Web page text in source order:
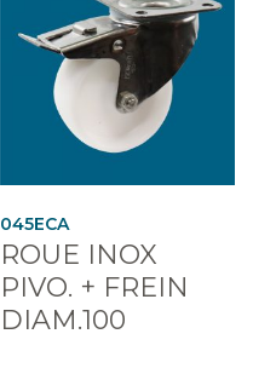
045ECA
ROUE INOX
PIVO. + FREIN
DIAM.100